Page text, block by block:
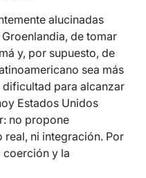
alucinadas
de tomar
y, por supuesto, de
sea más
para alcanzar
Estados Unidos
no propone
ni integración. Por
coerción y la